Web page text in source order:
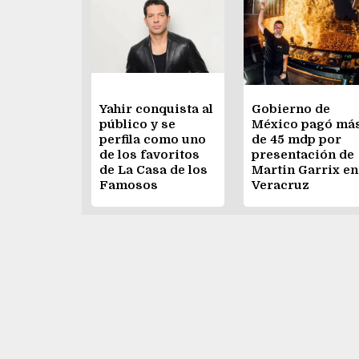
Yahir conquista al
público y se
perfila como uno
de los favoritos
de La Casa de los
Famosos
Gobierno de
México pagó
de 45 mdp por
presentación de
Martin Garrix en
Veracruz